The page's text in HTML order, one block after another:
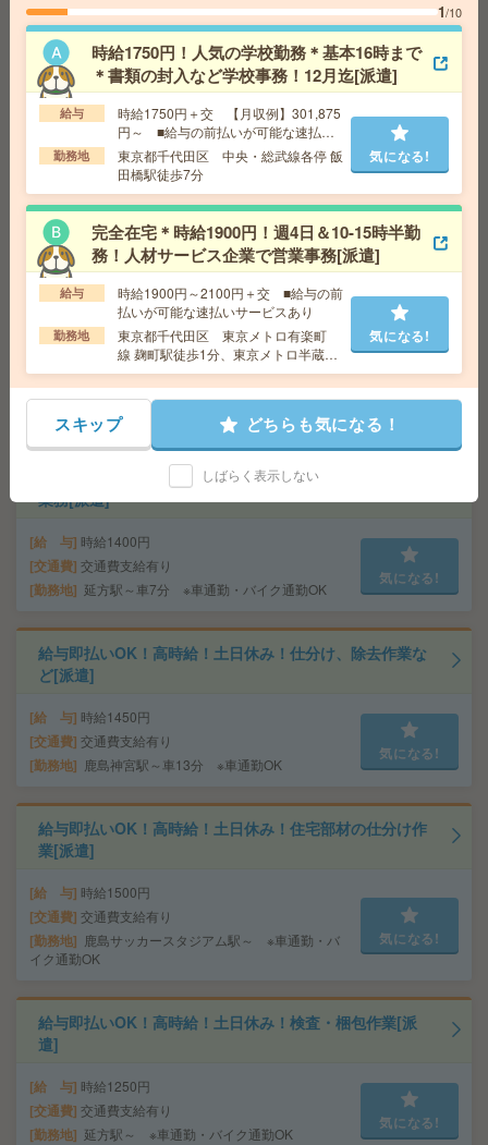
勤務地 【常総市】水海道駅・玉村駅・石下駅・北水
海道駅・中妻駅など勤務地多数！
気になる!
《単発1日OK！日払い可》＊コスメのモクモクシール貼
時給1,500円～1,875円
交通費 ■ 交通費規定内支給 ※派遣先による
勤務地 【古河市】古河駅など勤務地多数！
気になる!
座り仕事！給与即払いOK！高時給！品質検査・データ入
力[派遣]
給 与 時給1800円
交通費 交通費支給有り
勤務地 みどりの駅～徒歩20分 ※車通勤・バイク通
気になる!
給与即払いOK！高時給！土日休み！日勤のお仕事！出荷
業務[派遣]
給 与 時給1400円
交通費 交通費支給有り
勤務地 延方駅～車7分 ※車通勤・バイク通勤OK
気になる!
給与即払いOK！高時給！土日休み！仕分け、除去作業な
ど[派遣]
給 与 時給1450円
交通費 交通費支給有り
勤務地 鹿島神宮駅～車13分 ※車通勤OK
気になる!
給与即払いOK！高時給！土日休み！住宅部材の仕分け作
業[派遣]
給 与 時給1500円
交通費 交通費支給有り
勤務地
鹿島サッカースタジアム駅～ ※車通勤・バ
イク通勤OK
気になる!
給与即払いOK！高時給！土日休み！検査・梱包作業[派
遣]
給 与 時給1250円
交通費 交通費支給有り
勤務地 延方駅～ ※車通勤・バイク通勤OK
気になる!
1/10
時給1750円！人気の学校勤務＊基本16時まで
＊書類の封入など学校事務！12月迄[派遣]
給与
時給1750円＋交 【月収例】301,875
円～ ■給与の前払いが可能な速払い
サービスあり
勤務地
東京都千代田区 中央・総武線各停 飯
田橋駅徒歩7分
気になる!
完全在宅＊時給1900円！週4日＆10-15時半勤
務！人材サービス企業で営業事務[派遣]
給与
時給1900円～2100円＋交 ■給与の前
払いが可能な速払いサービスあり
勤務地
東京都千代田区 東京メトロ有楽町
線 麹町駅徒歩1分、東京メトロ半蔵門
線 半蔵門駅徒歩5分
気になる!
スキップ どちらも気になる！
しばらく表示しない